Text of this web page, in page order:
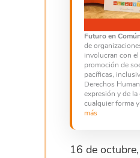
Futuro en
de
involucran con
promoción de
pacíficas,
Derechos
expresión y de
cualquier forma
más
16 de